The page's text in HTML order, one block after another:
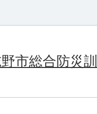
市総合防災